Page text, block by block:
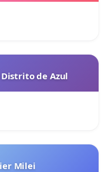
Distrito de Azul
Milei